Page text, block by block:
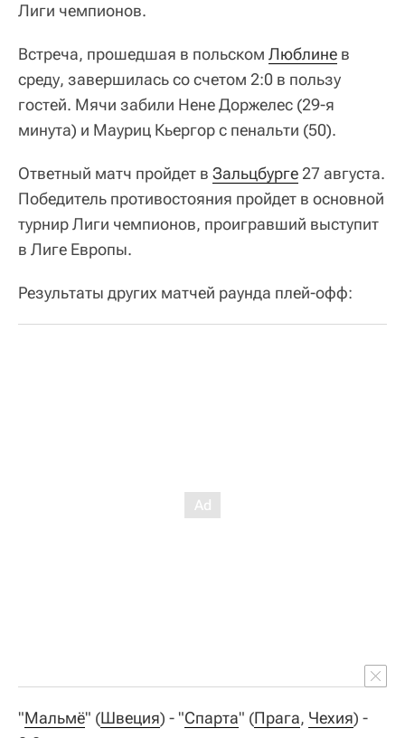
Лиги чемпионов.
Встреча, прошедшая в польском Люблине в
среду, завершилась со счетом 2:0 в пользу
гостей. Мячи забили Нене Доржелес (29-я
минута) и Мауриц Кьергор с пенальти (50).
Ответный матч пройдет в Зальцбурге 27 августа.
Победитель противостояния пройдет в основной
турнир Лиги чемпионов, проигравший выступит
в Лиге Европы.
Результаты других матчей раунда плей-офф:
"Мальмё" (Швеция) - "Спарта" (Прага, Чехия) -